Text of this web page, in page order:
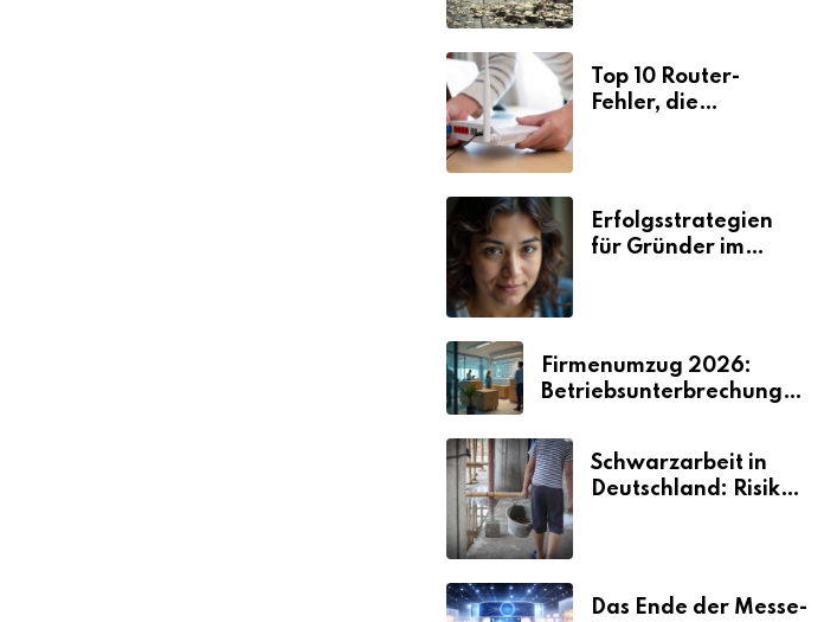
Top 10 Router-
Fehler, die
Erfolgsstrategien
für Gründer im
Firmenumzug 2026:
Betriebsunterbrechungen
Schwarzarbeit in
Deutschland: Risiken
Das Ende der Messe-